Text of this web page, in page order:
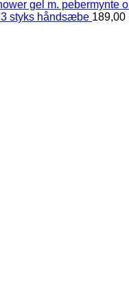
gel m. pebermynte
styks håndsæbe 189,00